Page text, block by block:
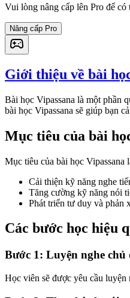
Vui lòng nâng cấp lên Pro để có
Nâng cấp Pro
Giới thiệu về bài
Bài học Vipassana là một phần
bài học Vipassana sẽ giúp bạn
Mục tiêu của bài
Mục tiêu của bài học
Cải thiện kỹ năng nghe
Tăng cường kỹ năng nói
Phát triển tư duy và phản
Các bước học hiệu
Bước 1: Luyện nghe chủ
Học viên sẽ được yêu cầu luyện